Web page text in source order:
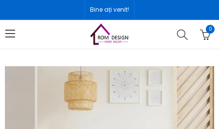
Bine ați venit!
0